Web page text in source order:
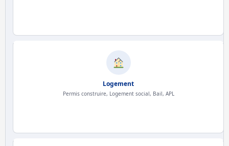
Logement
Permis construire, Logement social, Bail, APL